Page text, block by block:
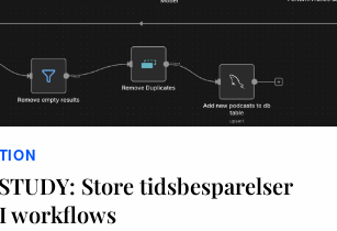
Store tidsbesparelser
workflows